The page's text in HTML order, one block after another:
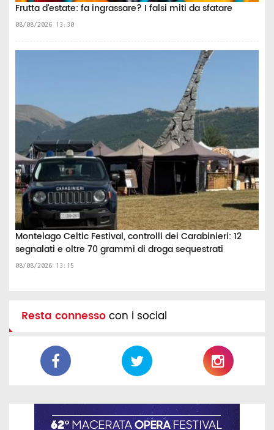
Frutta d’estate: fa ingrassare? I falsi miti da sfatare
08/08/2026 13:30
Montelago Celtic Festival, controlli dei Carabinieri: 12
segnalati e oltre 70 grammi di droga sequestrati
08/08/2026 13:15
Resta connessocon i social